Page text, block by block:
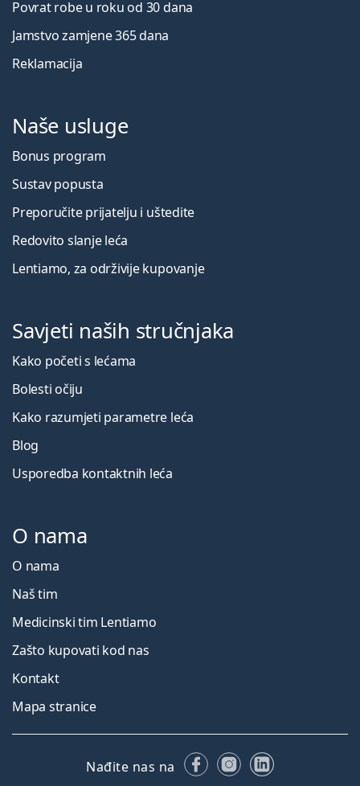
Povrat robe u roku od 30 dana
Jamstvo zamjene 365 dana
Reklamacija
Naše usluge
Bonus program
Sustav popusta
Preporučite prijatelju i uštedite
Redovito slanje leća
Lentiamo, za održivije kupovanje
Savjeti naših stručnjaka
Kako početi s lećama
Bolesti očiju
Kako razumjeti parametre leća
Blog
Usporedba kontaktnih leća
O nama
O nama
Naš tim
Medicinski tim Lentiamo
Zašto kupovati kod nas
Kontakt
Mapa stranice
Nađite nas na FacebookuInstagramu
LinkedIn